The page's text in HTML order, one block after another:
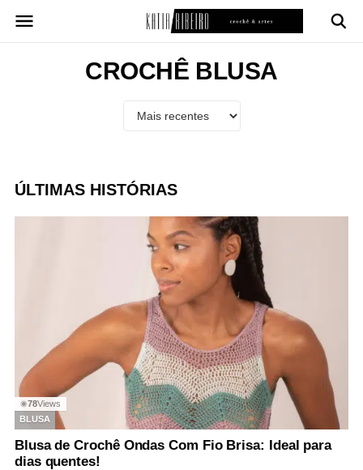
para
CROCHÊ BLUSA
ÚLTIMAS HISTÓRIAS
◉78Views
BLUSA
Blusa de Crochê Ondas Com Fio Brisa: Ideal para
dias quentes!